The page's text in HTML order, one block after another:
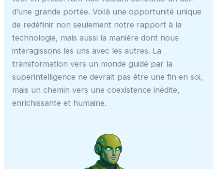
d’une grande portée. Voilà une opportunité unique
de redéfinir non seulement notre rapport à la
technologie, mais aussi la manière dont nous
interagissons les uns avec les autres. La
transformation vers un monde guidé par la
superintelligence ne devrait pas être une fin en soi,
mais un chemin vers une coexistence inédite,
enrichissante et humaine.